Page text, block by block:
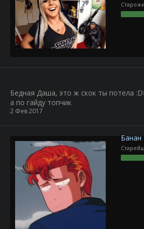
Бедная Даша, это ж скок ты потела
а по гайду топчик
2 Фев 2017
Бaнан